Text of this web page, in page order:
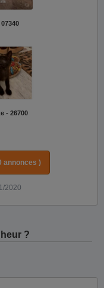
- 26700
annonces )
2020
?